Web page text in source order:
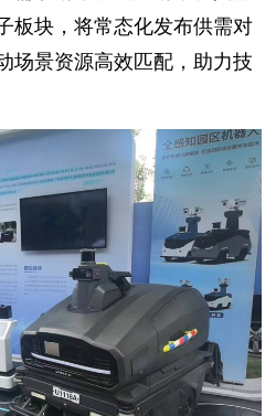
板块，将常态化发布供需对
场景资源高效匹配，助力技